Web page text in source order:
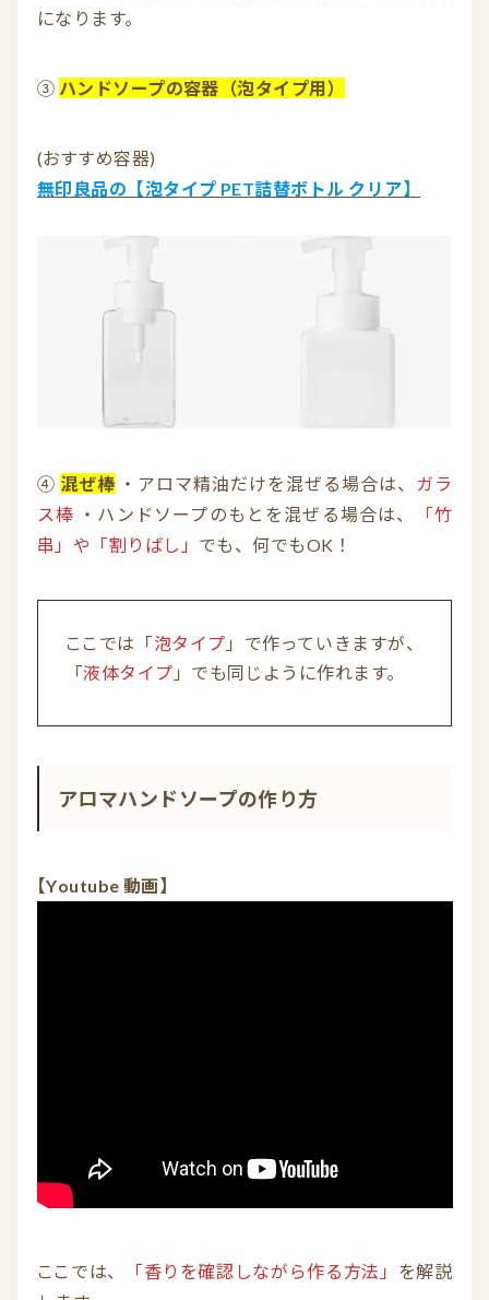
になります。
ハンドソープの容器（泡タイプ用）
(おすすめ容器)
無印良品の【泡タイプ PET詰替ボトル クリア】
混ぜ棒 ・アロマ精油だけを混ぜる場合は、
ガラ
ス棒 ・ハンドソープのもとを混ぜる場合は、
「竹
串」や「割りばし」 でも、何でもOK！
ここでは「泡タイプ 」で作っていきますが、
「液体タイプ 」でも同じように作れます。
アロマハンドソープの作り方
【Youtube 動画】
ここでは、 「香りを確認しながら作る方法」
を解説